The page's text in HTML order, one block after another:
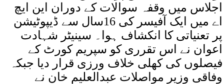
اجلاس میں وقفہ سوالات کے دوران این ایچ
اے میں ایک آفیسر کی 16سال سے ڈیپوٹیشن
پر تعنیاتی کا انکشاف ہوا۔ سینیٹر شہادت
اعوان نے اس تقرری کو سپریم کورٹ کے
فیصلوں کی کھلی خلاف ورزی قرار دیا جبکہ
وفاقی وزیر مواصلات عبدالعلیم خان نے